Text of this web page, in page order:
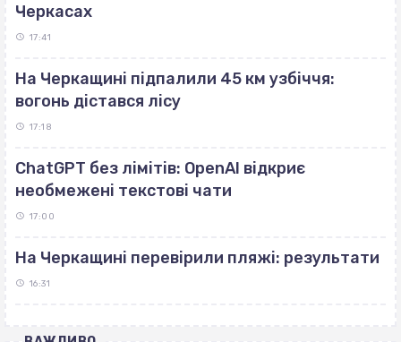
Черкасах
17:41
На Черкащині підпалили 45 км узбіччя:
вогонь дістався лісу
17:18
ChatGPT без лімітів: OpenAI відкриє
необмежені текстові чати
17:00
На Черкащині перевірили пляжі: результати
16:31